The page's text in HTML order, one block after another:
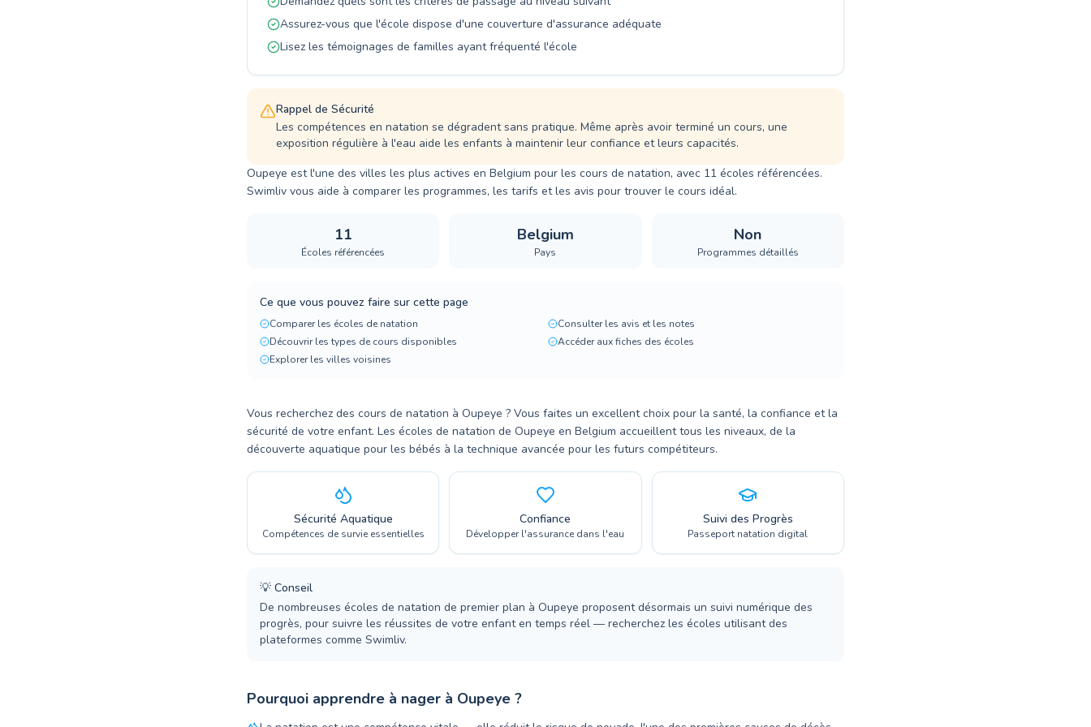
Assurez-vous que l'école dispose d'une couverture d'assurance adéquate
Lisez les témoignages de familles ayant fréquenté l'école
Rappel de Sécurité
Les compétences en natation se dégradent sans pratique. Même après avoir terminé un cours, une
exposition régulière à l'eau aide les enfants à maintenir leur confiance et leurs capacités.
Oupeye est l'une des villes les plus actives en Belgium pour les cours de natation, avec 11 écoles référencées.
Swimliv vous aide à comparer les programmes, les tarifs et les avis pour trouver le cours idéal.
11
Écoles référencées
Belgium
Pays
Non
Programmes détaillés
Ce que vous pouvez faire sur cette page
Comparer les écoles de natation
Consulter les avis et les notes
Découvrir les types de cours disponibles
Accéder aux fiches des écoles
Explorer les villes voisines
Vous recherchez des cours de natation à Oupeye ? Vous faites un excellent choix pour la santé, la confiance et la
sécurité de votre enfant. Les écoles de natation de Oupeye en Belgium accueillent tous les niveaux, de la
découverte aquatique pour les bébés à la technique avancée pour les futurs compétiteurs.
Sécurité Aquatique
Compétences de survie essentielles
Confiance
Développer l'assurance dans l'eau
Suivi des Progrès
Passeport natation digital
💡 Conseil
De nombreuses écoles de natation de premier plan à Oupeye proposent désormais un suivi numérique des
progrès, pour suivre les réussites de votre enfant en temps réel — recherchez les écoles utilisant des
plateformes comme Swimliv.
Pourquoi apprendre à nager à Oupeye ?